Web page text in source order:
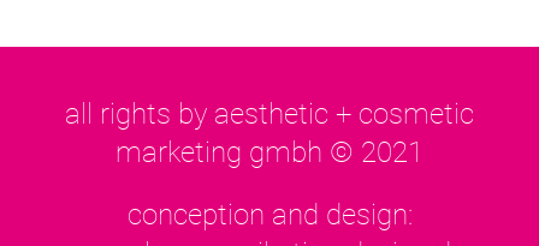
all rights by aesthetic + cosmetic
marketing gmbh © 2021
conception and design: